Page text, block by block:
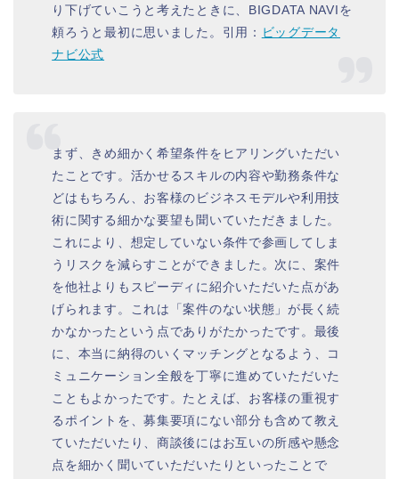
り下げていこうと考えたときに、BIGDATA NAVIを
頼ろうと最初に思いました。引用： ビッグデータ
ナビ公式
まず、きめ細かく希望条件をヒアリングいただい
たことです。活かせるスキルの内容や勤務条件な
どはもちろん、お客様のビジネスモデルや利用技
術に関する細かな要望も聞いていただきました。
これにより、想定していない条件で参画してしま
うリスクを減らすことができました。次に、案件
を他社よりもスピーディに紹介いただいた点があ
げられます。これは「案件のない状態」が長く続
かなかったという点でありがたかったです。最後
に、本当に納得のいくマッチングとなるよう、コ
ミュニケーション全般を丁寧に進めていただいた
こともよかったです。たとえば、お客様の重視す
るポイントを、募集要項にない部分も含めて教え
ていただいたり、商談後にはお互いの所感や懸念
点を細かく聞いていただいたりといったことで